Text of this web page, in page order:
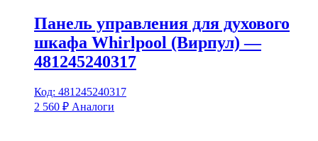
Панель управления для духового
шкафа Whirlpool (Вирпул) —
481245240317
Код: 481245240317
2 560 ₽ Аналоги